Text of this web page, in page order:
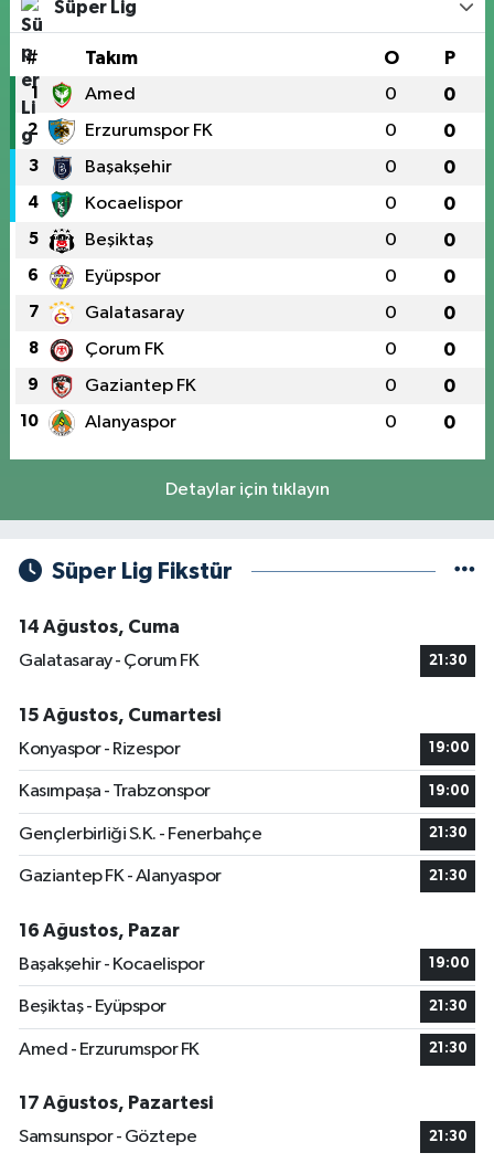
Süper Lig
# Takım O P
1 Amed 0 0
2 Erzurumspor FK 0 0
3 Başakşehir 0 0
4 Kocaelispor 0 0
5 Beşiktaş 0 0
6 Eyüpspor 0 0
7 Galatasaray 0 0
8 Çorum FK 0 0
9 Gaziantep FK 0 0
10 Alanyaspor 0 0
Detaylar için tıklayın
Süper Lig Fikstür
14 Ağustos, Cuma
Galatasaray - Çorum FK
21:30
15 Ağustos, Cumartesi
Konyaspor - Rizespor
19:00
Kasımpaşa - Trabzonspor 19:00
Gençlerbirliği S.K. - Fenerbahçe 21:30
Gaziantep FK - Alanyaspor 21:30
16 Ağustos, Pazar
Başakşehir - Kocaelispor
19:00
Beşiktaş - Eyüpspor 21:30
Amed - Erzurumspor FK 21:30
17 Ağustos, Pazartesi
Samsunspor - Göztepe
21:30